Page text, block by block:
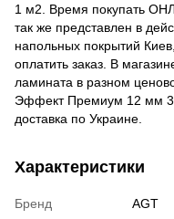
1 м2. Время покупать
так же представлен в
напольных покрытий
оплатить заказ. В
ламината в разном
Эффект Премиум 12 мм 33
доставка по Украине.
Характеристики
Бренд
AGT